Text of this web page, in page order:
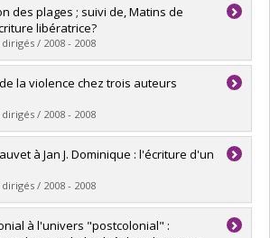
Marie Odile
M.A.
dans Papyrus
des plages ; suivi de, Matins de
libératrice?
/ 2008 - 2008
Mylène
M.A.
dans Papyrus
la violence chez trois auteurs
/ 2008 - 2008
Lavoie, Audrey
M.A.
dans Papyrus
à Jan J. Dominique : l'écriture d'un
/ 2008 - 2008
à l'univers "postcolonial" :